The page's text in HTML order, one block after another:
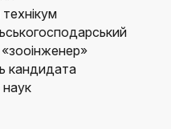
«зооінженер»
кандидата
наук